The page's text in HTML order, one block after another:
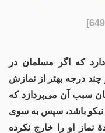
که اگر مسلمان در
درجه بهتر از نمازش
سبب آن می‌پردازد که
باشد، سپس به سوی
او را خارج نکرده